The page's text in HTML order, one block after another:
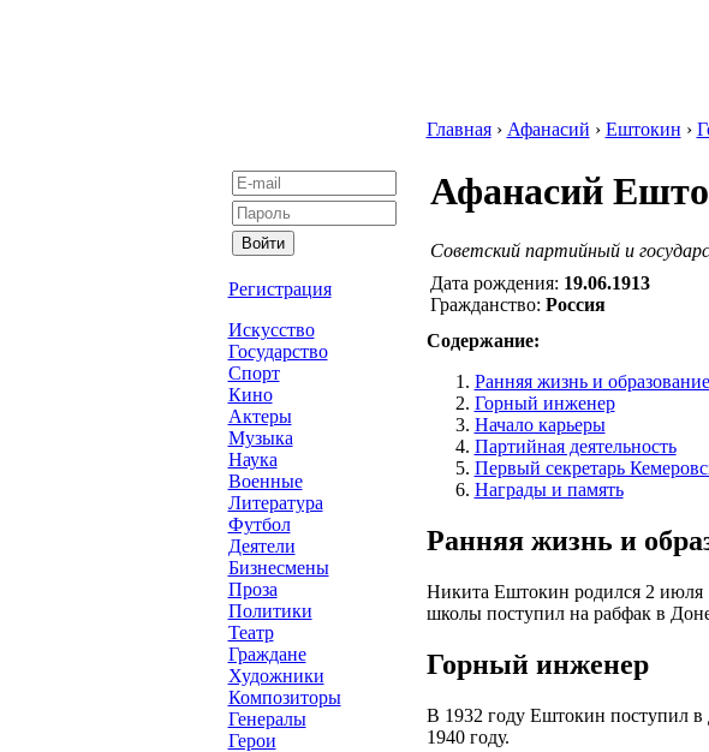
Регистрация
Искусство
Государство
Спорт
Кино
Актеры
Музыка
Наука
Военные
Литература
Футбол
Деятели
Бизнесмены
Проза
Политики
Театр
Граждане
Художники
Композиторы
Генералы
Герои
Главная› Афанасий › Ештокин ›
Афанасий
Cоветский партийный и
Дата рождения: 19.06.1913
Гражданство: Россия
Содержание:
Ранняя жизнь и образование
Горный инженер
Начало карьеры
Партийная деятельность
Первый секретарь
Награды и память
Ранняя жизнь и
Никита Ештокин родился 2 июля
школы поступил на рабфак в
Горный инженер
В 1932 году Ештокин поступил в
1940 году.